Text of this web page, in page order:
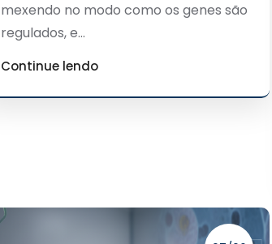
mexendo no modo como os genes são
regulados, e...
Continue lendo